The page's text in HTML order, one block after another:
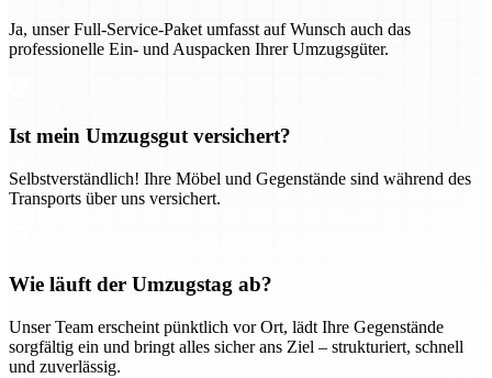
Ja, unser Full-Service-Paket umfasst auf Wunsch auch das
professionelle Ein- und Auspacken Ihrer Umzugsgüter.
Ist mein Umzugsgut versichert?
Selbstverständlich! Ihre Möbel und Gegenstände sind während des
Transports über uns versichert.
Wie läuft der Umzugstag ab?
Unser Team erscheint pünktlich vor Ort, lädt Ihre Gegenstände
sorgfältig ein und bringt alles sicher ans Ziel – strukturiert, schnell
und zuverlässig.